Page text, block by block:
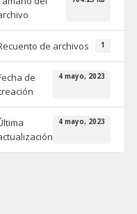
de archivos 1
de
4 mayo, 2023
4 mayo, 2023